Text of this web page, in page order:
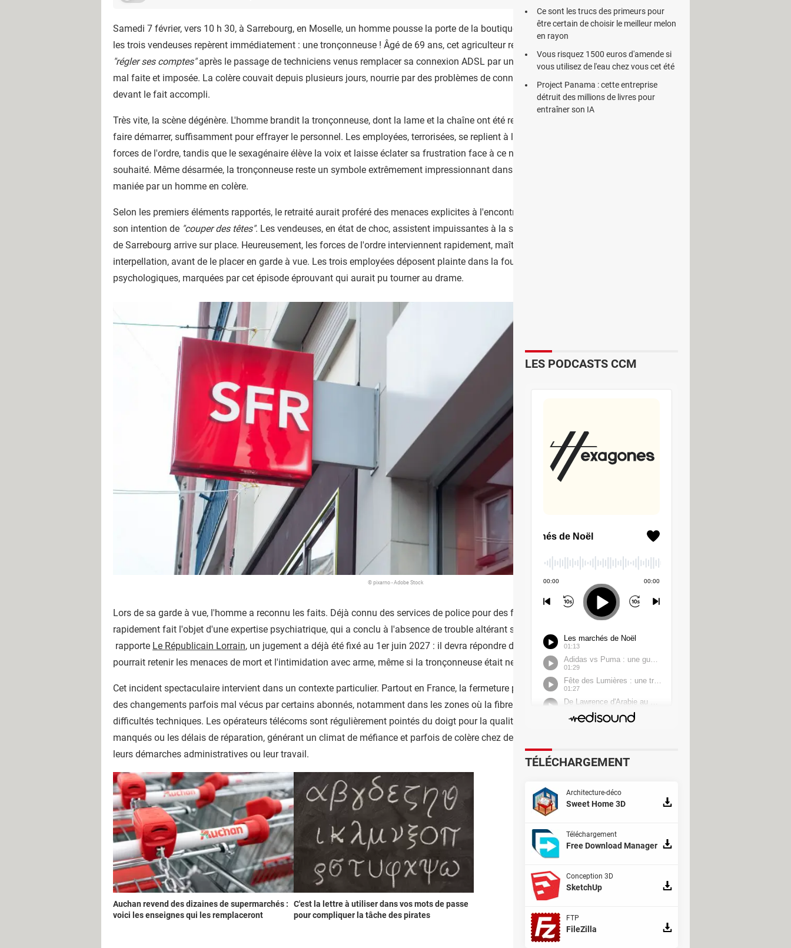
Samedi 7 février, vers 10 h 30, à Sarrebourg, en Moselle, un homme pousse la porte de la boutique SFR du centre-ville avec un objet que
les trois vendeuses repèrent immédiatement : une tronçonneuse ! Âgé de 69 ans, cet agriculteur retraité vient, selon ses propres mots,
"régler ses comptes"après le passage de techniciens venus remplacer sa connexion ADSL par une ligne fibre : une intervention qu'il juge
mal faite et imposée. La colère couvait depuis plusieurs jours, nourrie par des problèmes de connexion et le sentiment d'avoir été mis
devant le fait accompli.
Très vite, la scène dégénère. L'homme brandit la tronçonneuse, dont la lame et la chaîne ont été retirées, mais qu'il tente malgré tout de
faire démarrer, suffisamment pour effrayer le personnel. Les employées, terrorisées, se replient à l'arrière du magasin et appellent les
forces de l'ordre, tandis que le sexagénaire élève la voix et laisse éclater sa frustration face à ce nouveau raccordement qu'il n'a jamais
souhaité. Même désarmée, la tronçonneuse reste un symbole extrêmement impressionnant dans un espace clos, d'autant qu'elle est
maniée par un homme en colère.
Selon les premiers éléments rapportés, le retraité aurait proféré des menaces explicites à l'encontre du personnel, allant jusqu'à évoquer
son intention de "couper des têtes". Les vendeuses, en état de choc, assistent impuissantes à la scène, le temps que la police nationale
de Sarrebourg arrive sur place. Heureusement, les forces de l'ordre interviennent rapidement, maîtrisent le sexagénaire et procèdent à son
interpellation, avant de le placer en garde à vue. Les trois employées déposent plainte dans la foulée pour menaces et violences
psychologiques, marquées par cet épisode éprouvant qui aurait pu tourner au drame.
© pixarno - Adobe Stock
Lors de sa garde à vue, l'homme a reconnu les faits. Déjà connu des services de police pour des faits de violences sur animaux, il a
rapidement fait l'objet d'une expertise psychiatrique, qui a conclu à l'absence de trouble altérant son discernement. Comme le
rapporte Le Républicain Lorrain, un jugement a déjà été fixé au 1er juin 2027 : il devra répondre de ses actes devant la justice, qui
pourrait retenir les menaces de mort et l'intimidation avec arme, même si la tronçonneuse était neutralisée au moment des faits. .
Cet incident spectaculaire intervient dans un contexte particulier. Partout en France, la fermeture progressive du réseau ADSL entraîne
des changements parfois mal vécus par certains abonnés, notamment dans les zones où la fibre arrive tardivement ou pose des
difficultés techniques. Les opérateurs télécoms sont régulièrement pointés du doigt pour la qualité de certains chantiers, les rendez-vous
manqués ou les délais de réparation, générant un climat de méfiance et parfois de colère chez des clients qui dépendent d'Internet pour
leurs démarches administratives ou leur travail.
Auchan revend des dizaines de supermarchés :
voici les enseignes qui les remplaceront
C'est la lettre à utiliser dans vos mots de passe
pour compliquer la tâche des pirates
Ce sont les trucs des primeurs pour
être certain de choisir le meilleur melon
en rayon
Vous risquez 1500 euros d'amende si
vous utilisez de l'eau chez vous cet été
Project Panama : cette entreprise
détruit des millions de livres pour
entraîner son IA
LES PODCASTS CCM
TÉLÉCHARGEMENT
Architecture-déco
Sweet Home 3D
Téléchargement
Free Download Manager
Conception 3D
SketchUp
FTP
FileZilla